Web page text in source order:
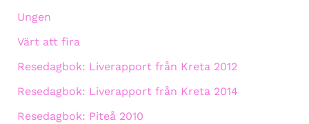
Ungen
Värt att fira
Resedagbok: Liverapport från Kreta 2012
Resedagbok: Liverapport från Kreta 2014
Resedagbok: Piteå 2010